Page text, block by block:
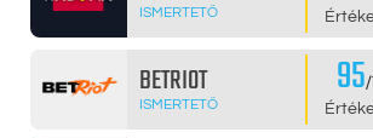
ISMERTETŐ
BETRIOT
ISMERTETŐ 95/